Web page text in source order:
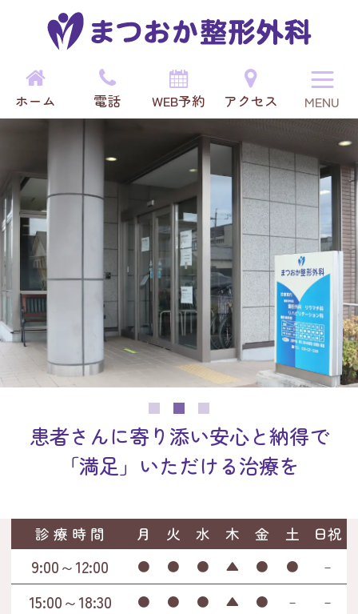
まつおか整形外科｜三重県津市の
リウマチ・リハビリ
患者さんに寄り添い安心と納得で
「満足」いただける治療を
ホーム 電話 WEB予約 アクセス
診 療 時 間 月 火 水 木 金 土 日祝
9:00～12:00 ● ● ● ▲ ● ● －
15:00～18:30 ● ● ● ▲ ● － －